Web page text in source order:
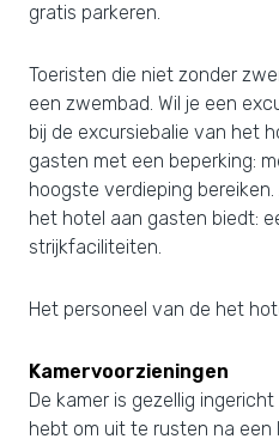
gratis parkeren.
Toeristen die niet zonder
een zwembad. Wil je een
bij de excursiebalie van het
gasten met een beperking:
hoogste verdieping
het hotel aan gasten biedt:
strijkfaciliteiten.
Het personeel van de het
Kamervoorzieningen
De kamer is gezellig
hebt om uit te rusten na